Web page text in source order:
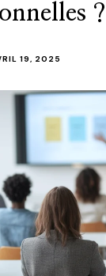
?
19, 2025